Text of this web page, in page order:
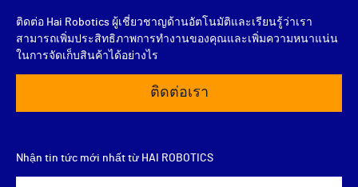
ติดต่อ Hai Robotics ผู้เชี่ยวชาญด้านอัตโนมัติและเรียนรู้ว่าเรา
สามารถเพิ่มประสิทธิภาพการทำงานของคุณและเพิ่มความหนาแน่น
ในการจัดเก็บสินค้าได้อย่างไร
ติดต่อเรา
Nhận tin tức mới nhất từ HAI ROBOTICS